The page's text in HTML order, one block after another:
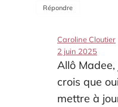
Répondre
Caroline Cloutier
2 juin 2025
Allô Madee,
crois que
mettre à